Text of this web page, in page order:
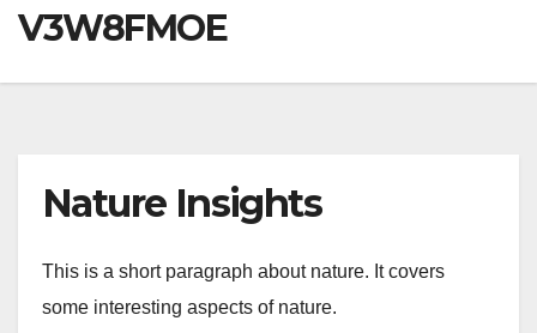
V3W8FMOE
Nature Insights
This is a short paragraph about nature. It covers
some interesting aspects of nature.